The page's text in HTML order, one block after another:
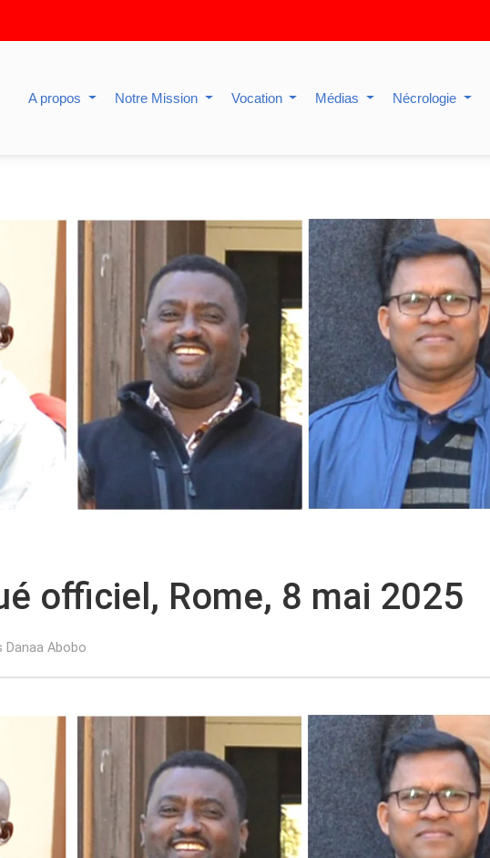
A propos Notre Mission Vocation Médias Nécrologie
officiel, Rome, 8 mai 2025
Abobo